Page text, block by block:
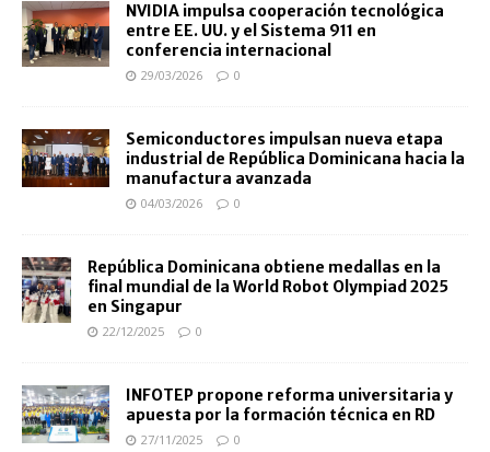
NVIDIA impulsa cooperación tecnológica
entre EE. UU. y el Sistema 911 en
conferencia internacional
29/03/2026 0
Semiconductores impulsan nueva etapa
industrial de República Dominicana hacia la
manufactura avanzada
04/03/2026 0
República Dominicana obtiene medallas en la
final mundial de la World Robot Olympiad 2025
en Singapur
22/12/2025 0
INFOTEP propone reforma universitaria y
apuesta por la formación técnica en RD
27/11/2025 0